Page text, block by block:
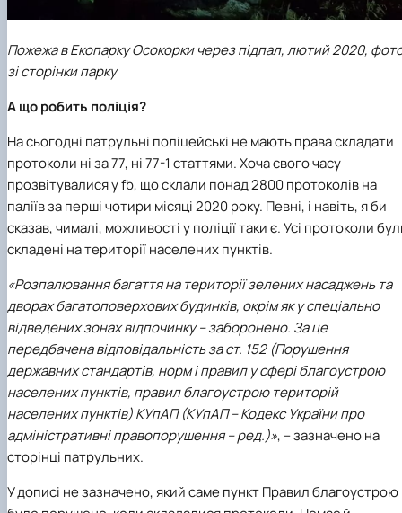
Пожежа в Екопарку Осокорки через підпал, лютий 2020,
зі сторінки парку
А що робить поліція?
На сьогодні патрульні поліцейські не мають права складати
протоколи ні за 77, ні 77-1 статтями. Хоча свого часу
прозвітувалися у fb, що склали понад 2800 протоколів на
паліїв за перші чотири місяці 2020 року. Певні, і навіть, я би
сказав, чималі, можливості у поліції таки є. Усі протоколи
складені на території населених пунктів.
«Розпалювання багаття на території зелених насаджень та
дворах багатоповерхових будинків, окрім як у спеціально
відведених зонах відпочинку – заборонено. За це
передбачена відповідальність за ст. 152 (Порушення
державних стандартів, норм і правил у сфері благоустрою
населених пунктів, правил благоустрою територій
населених пунктів) КУпАП (КУпАП – Кодекс України про
адміністративні правопорушення – ред.)», – зазначено на
сторінці патрульних.
У дописі не зазначено, який саме пункт Правил благоустрою